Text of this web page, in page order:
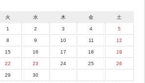
火 水 木 金 土
1 2 3 4 5
8 9 10 11 12
15 16 17 18 19
22 23 24 25 26
29 30